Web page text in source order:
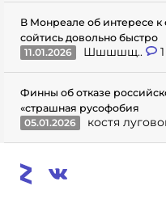
В Монреале об интересе к
сойтись довольно быстро
11.01.2026
Шшшшщ.. 1
Финны об отказе
«страшная русофобия
05.01.2026
костя